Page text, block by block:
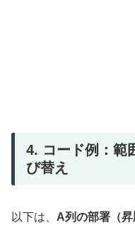
4. コード例：範
び替え
以下は、 A列の部署（